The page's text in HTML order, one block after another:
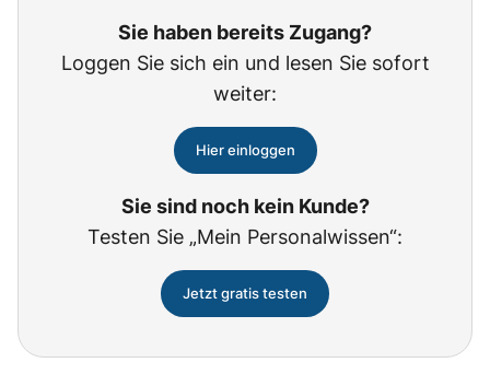
Sie haben bereits Zugang?
Loggen Sie sich ein und lesen Sie sofort
weiter:
Hier einloggen
Sie sind noch kein Kunde?
Testen Sie „Mein Personalwissen“:
Jetzt gratis testen